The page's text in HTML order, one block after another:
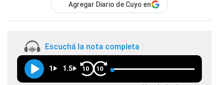
Agregar Diario de Cuyo en
Escuchá la nota completa
1 1.5 10 10